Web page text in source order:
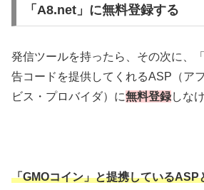
「A8.net」に無料登録する
発信ツールを持ったら、その次に、
告コードを提供してくれるASP（ア
ビス・プロバイダ）に無料登録しな
「GMOコイン」と提携しているASP